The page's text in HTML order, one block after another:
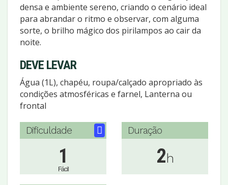
densa e ambiente sereno, criando o cenário ideal
para abrandar o ritmo e observar, com alguma
sorte, o brilho mágico dos pirilampos ao cair da
noite.
DEVE LEVAR
Água (1L), chapéu, roupa/calçado apropriado às
condições atmosféricas e farnel, Lanterna ou
frontal
Dificuldade
1
Fácil
Duração
2h